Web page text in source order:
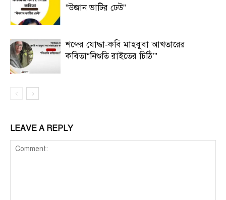
”উজান ভাটির ঢেউ”
শব্দের যোদ্ধা-কবি মাহবুবা আখতারের
কবিতা“নিশুতি রাইতের চিঠি’”
LEAVE A REPLY